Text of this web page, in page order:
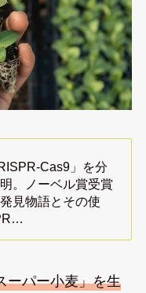
Cas9」を分
。ノーベル賞受賞
見物語とその使
ーパー小麦」を生